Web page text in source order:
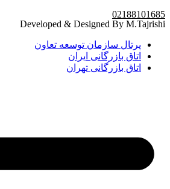
02188101685
Developed & Designed By M.Tajrishi
پرتال سازمان توسعه تعاون
اتاق بازرگانی ایران
اتاق بازرگانی تهران